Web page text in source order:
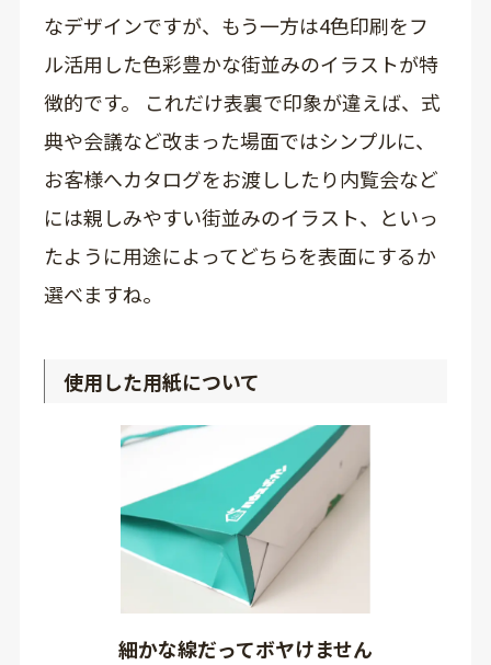
なデザインですが、もう一方は4色印刷をフ
ル活用した色彩豊かな街並みのイラストが特
徴的です。 これだけ表裏で印象が違えば、式
典や会議など改まった場面ではシンプルに、
お客様へカタログをお渡ししたり内覧会など
には親しみやすい街並みのイラスト、といっ
たように用途によってどちらを表面にするか
選べますね。
使用した用紙について
細かな線だってボヤけません